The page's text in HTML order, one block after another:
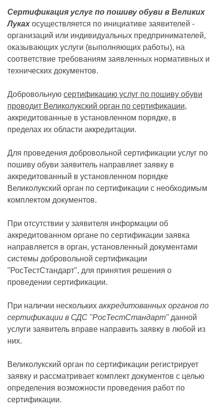
Сертификация услуг по пошиву обуви в Великих
Луках осуществляется по инициативе заявителей -
организаций или индивидуальных предпринимателей,
оказывающих услуги (выполняющих работы), на
соответствие требованиям заявленных нормативных и
технических документов.
Добровольную сертификацию услуг по пошиву обуви
проводит Великолукский орган по сертификации,
аккредитованные в установленном порядке, в
пределах их области аккредитации.
Для проведения добровольной сертификации услуг по
пошиву обуви заявитель направляет заявку в
аккредитованный в установленном порядке
Великолукский орган по сертификации с необходимым
комплектом документов.
При отсутствии у заявителя информации об
аккредитованном органе по сертификации заявка
направляется в орган, установленный документами
системы добровольной сертификации
"РосТестСтандарт", для принятия решения о
проведении сертификации.
При наличии нескольких аккредитованных органов по
сертификации в СДС "РосТестСтандарт"данной
услуги заявитель вправе направить заявку в любой из
них.
Великолукский орган по сертификации регистрирует
заявку и рассматривает комплект документов с целью
определения возможности проведения работ по
сертификации.